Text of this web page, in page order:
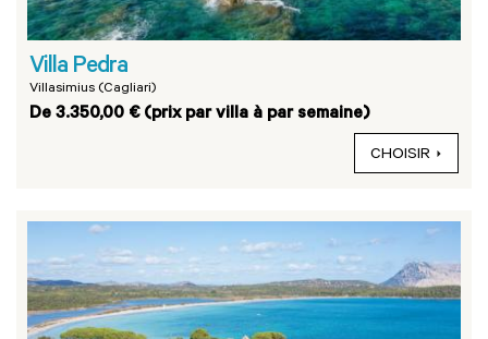
Villa Pedra
Villasimius (Cagliari)
De 3.350,00 € (prix par villa à par semaine)
CHOISIR